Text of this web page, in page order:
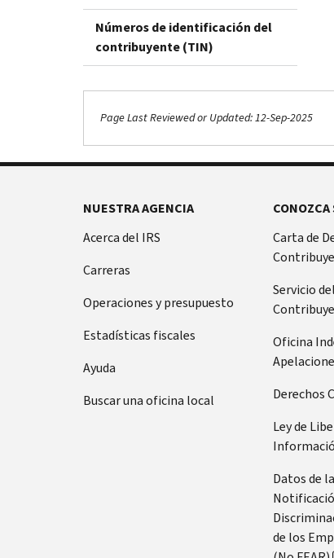
Números de identificación del
contribuyente (TIN)
Page Last Reviewed or Updated: 12-Sep-2025
NUESTRA AGENCIA
Acerca del IRS
Carreras
Operaciones y presupuesto
Estadísticas fiscales
Ayuda
Buscar una oficina local
CONOZCA
Carta de
Servicio
Oficina
Derechos
Ley de
Datos de
de los